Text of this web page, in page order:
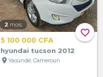
favorite_border
2 mois
5 100 000 CFA
hyundai tucson 2012
location_on Yaoundé, Cameroun